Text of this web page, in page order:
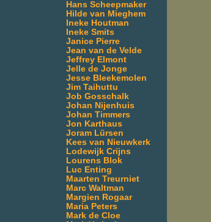
Hans Scheepmaker
Hilde van Mieghem
Ineke Houtman
Ineke Smits
Janice Pierre
Jean van de Velde
Jeffrey Elmont
Jelle de Jonge
Jesse Bleekemolen
Jim Taihuttu
Job Gosschalk
Johan Nijenhuis
Johan Timmers
Jon Karthaus
Joram Lürsen
Kees van Nieuwkerk
Lodewijk Crijns
Lourens Blok
Luc Enting
Maarten Treurniet
Marc Waltman
Margien Rogaar
Maria Peters
Mark de Cloe